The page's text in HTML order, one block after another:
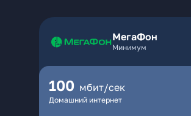
МегаФон
Минимум
100 мбит/сек
Домашний интернет